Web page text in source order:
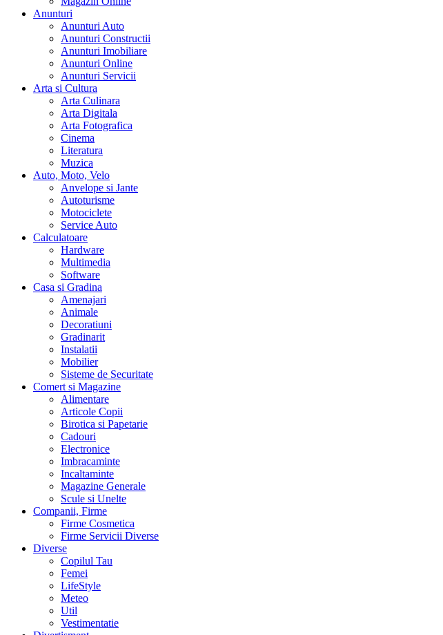
Anunturi
Anunturi Auto
Anunturi Constructii
Anunturi Imobiliare
Anunturi Online
Anunturi Servicii
Arta si Cultura
Arta Culinara
Arta Digitala
Arta Fotografica
Cinema
Literatura
Muzica
Auto, Moto, Velo
Anvelope si Jante
Autoturisme
Motociclete
Service Auto
Calculatoare
Hardware
Multimedia
Software
Casa si Gradina
Amenajari
Animale
Decoratiuni
Gradinarit
Instalatii
Mobilier
Sisteme de Securitate
Comert si Magazine
Alimentare
Articole Copii
Birotica si Papetarie
Cadouri
Electronice
Imbracaminte
Incaltaminte
Magazine Generale
Scule si Unelte
Companii, Firme
Firme Cosmetica
Firme Servicii Diverse
Diverse
Copilul Tau
Femei
LifeStyle
Meteo
Util
Vestimentatie